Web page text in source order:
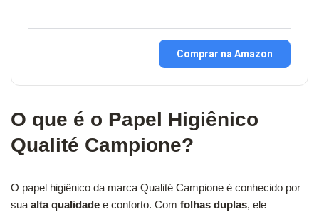
Comprar na Amazon
O que é o Papel Higiênico
Qualité Campione?
O papel higiênico da marca Qualité Campione é conhecido por
sua alta qualidade e conforto. Com folhas duplas, ele